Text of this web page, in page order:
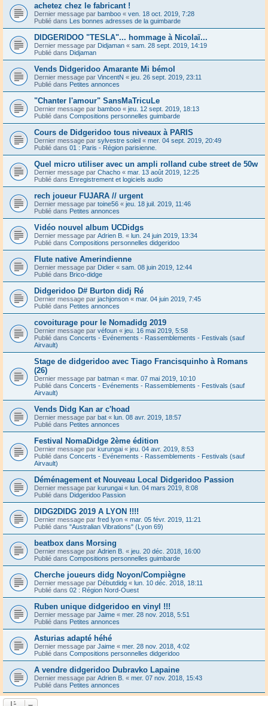
achetez chez le fabricant !
Dernier message par bamboo « ven. 18 oct. 2019, 7:28
Publié dans Les bonnes adresses de la guimbarde
DIDGERIDOO "TESLA"... hommage à Nicolaï...
Dernier message par Didjaman « sam. 28 sept. 2019, 14:19
Publié dans Didjaman
Vends Didgeridoo Amarante Mi bémol
Dernier message par VincentN « jeu. 26 sept. 2019, 23:11
Publié dans Petites annonces
"Chanter l'amour" SansMaTricuLe
Dernier message par bamboo « jeu. 12 sept. 2019, 18:13
Publié dans Compositions personnelles guimbarde
Cours de Didgeridoo tous niveaux à PARIS
Dernier message par sylvestre soleil « mer. 04 sept. 2019, 20:49
Publié dans 01 : Paris - Région parisienne.
Quel micro utiliser avec un ampli rolland cube street de 50w
Dernier message par Chacho « mar. 13 août 2019, 12:25
Publié dans Enregistrement et logiciels audio
rech joueur FUJARA // urgent
Dernier message par toine56 « jeu. 18 juil. 2019, 11:46
Publié dans Petites annonces
Vidéo nouvel album UCDidgs
Dernier message par Adrien B. « lun. 24 juin 2019, 13:34
Publié dans Compositions personnelles didgeridoo
Flute native Amerindienne
Dernier message par Didier « sam. 08 juin 2019, 12:44
Publié dans Brico-didge
Didgeridoo D# Burton didj Ré
Dernier message par jachjonson « mar. 04 juin 2019, 7:45
Publié dans Petites annonces
covoiturage pour le Nomadidg 2019
Dernier message par véfoun « jeu. 16 mai 2019, 5:58
Publié dans Concerts - Evénements - Rassemblements - Festivals (sauf
Airvault)
Stage de didgeridoo avec Tiago Francisquinho à Romans
(26)
Dernier message par batman « mar. 07 mai 2019, 10:10
Publié dans Concerts - Evénements - Rassemblements - Festivals (sauf
Airvault)
Vends Didg Kan ar c'hoad
Dernier message par bat « lun. 08 avr. 2019, 18:57
Publié dans Petites annonces
Festival NomaDidge 2ème édition
Dernier message par kurungai « jeu. 04 avr. 2019, 8:53
Publié dans Concerts - Evénements - Rassemblements - Festivals (sauf
Airvault)
Déménagement et Nouveau Local Didgeridoo Passion
Dernier message par kurungai « lun. 04 mars 2019, 8:08
Publié dans Didgeridoo Passion
DIDG2DIDG 2019 A LYON !!!!
Dernier message par fred lyon « mar. 05 févr. 2019, 11:21
Publié dans "Australian Vibrations" (Lyon 69)
beatbox dans Morsing
Dernier message par Adrien B. « jeu. 20 déc. 2018, 16:00
Publié dans Compositions personnelles guimbarde
Cherche joueurs didg Noyon/Compiègne
Dernier message par Débutdidg « lun. 10 déc. 2018, 18:11
Publié dans 02 : Région Nord-Ouest
Ruben unique didgeridoo en vinyl !!!
Dernier message par Jaime « mer. 28 nov. 2018, 5:51
Publié dans Petites annonces
Asturias adapté héhé
Dernier message par Jaime « mer. 28 nov. 2018, 4:02
Publié dans Compositions personnelles didgeridoo
A vendre didgeridoo Dubravko Lapaine
Dernier message par Adrien B. « mer. 07 nov. 2018, 15:43
Publié dans Petites annonces